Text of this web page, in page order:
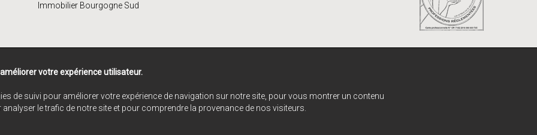
Immobilier Bourgogne Sud
votre expérience utilisateur.
de suivi pour améliorer votre expérience de navigation sur notre site, pour vous montrer un contenu
le trafic de notre site et pour comprendre la provenance de nos visiteurs.